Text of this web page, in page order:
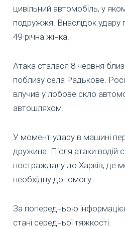
цивільний автомобіль, у
подружжя. Внаслідок удару
49-річна жінка.
Атака сталася 8 червня
поблизу села Радькове.
влучив у лобове скло
автошляхом.
У момент удару в машині
дружина. Після атаки водій
постраждалу до Харків, де
необхідну допомогу.
За попередньою
стані середньої тяжкості.